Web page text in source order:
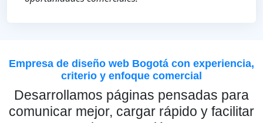
Empresa de diseño web Bogotá con experiencia,
criterio y enfoque comercial
Desarrollamos páginas pensadas para
comunicar mejor, cargar rápido y facilitar